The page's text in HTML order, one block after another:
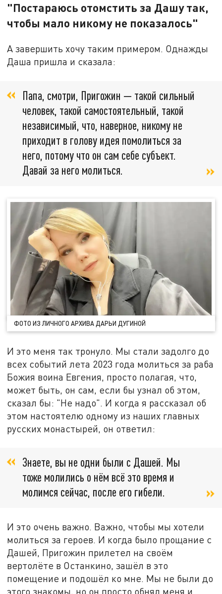
"Постараюсь отомстить за Дашу так,
чтобы мало никому не показалось"
А завершить хочу таким примером. Однажды
Даша пришла и сказала:
Папа, смотри, Пригожин — такой сильный
человек, такой самостоятельный, такой
независимый, что, наверное, никому не
приходит в голову идея помолиться за
него, потому что он сам себе субъект.
Давай за него молиться.
ФОТО ИЗ ЛИЧНОГО АРХИВА ДАРЬИ ДУГИНОЙ
И это меня так тронуло. Мы стали задолго до
всех событий лета 2023 года молиться за раба
Божия воина Евгения, просто полагая, что,
может быть, он сам, если бы узнал об этом,
сказал бы: "Не надо". И когда я рассказал об
этом настоятелю одному из наших главных
русских монастырей, он ответил:
Знаете, вы не одни были с Дашей. Мы
тоже молились о нём всё это время и
молимся сейчас, после его гибели.
И это очень важно. Важно, чтобы мы хотели
молиться за героев. И когда было прощание с
Дашей, Пригожин прилетел на своём
вертолёте в Останкино, зашёл в это
помещение и подошёл ко мне. Мы не были до
этого знакомы, но он просто обнял меня и